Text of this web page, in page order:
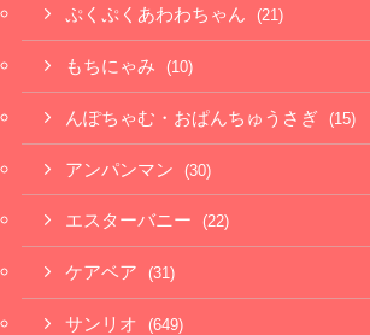
ぷくぷくあわわちゃん (21)
もちにゃみ (10)
んぽちゃむ・おぱんちゅうさぎ (15)
アンパンマン (30)
エスターバニー (22)
ケアベア (31)
サンリオ (649)